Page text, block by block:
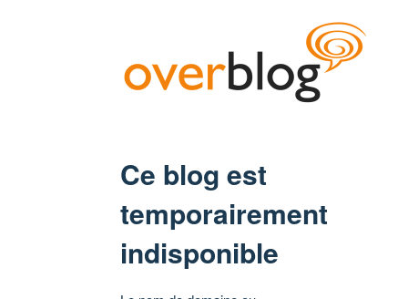
Ce blog est
temporairement
indisponible